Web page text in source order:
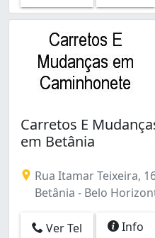
Carretos E
em Betânia
Rua Itamar Teixeira,
Betânia - Belo
Ver Tel Info